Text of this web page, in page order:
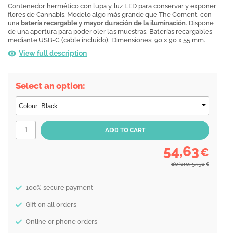
Contenedor hermético con lupa y luz LED para conservar y exponer
flores de Cannabis. Modelo algo más grande que The Coment, con
una batería recargable y mayor duración de la iluminación. Dispone
de una apertura para poder oler las muestras. Baterías recargables
mediante USB-C (cable incluido). Dimensiones: 90 x 90 x 55 mm.
View full description
Select an option:
54,63€
Before: 57,50 €
100% secure payment
Gift on all orders
Online or phone orders